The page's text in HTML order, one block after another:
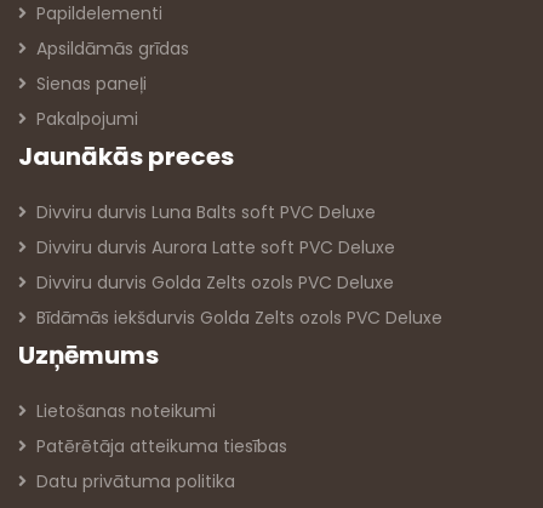
Papildelementi
Apsildāmās grīdas
Sienas paneļi
Pakalpojumi
Jaunākās preces
Divviru durvis Luna Balts soft PVC Deluxe
Divviru durvis Aurora Latte soft PVC Deluxe
Divviru durvis Golda Zelts ozols PVC Deluxe
Bīdāmās iekšdurvis Golda Zelts ozols PVC Deluxe
Uzņēmums
Lietošanas noteikumi
Patērētāja atteikuma tiesības
Datu privātuma politika